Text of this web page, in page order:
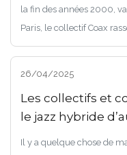
la fin des années 2000,
Paris, le collectif Coax
26/04/2025
Les collectifs et
le jazz hybride
Il y a quelque chose de